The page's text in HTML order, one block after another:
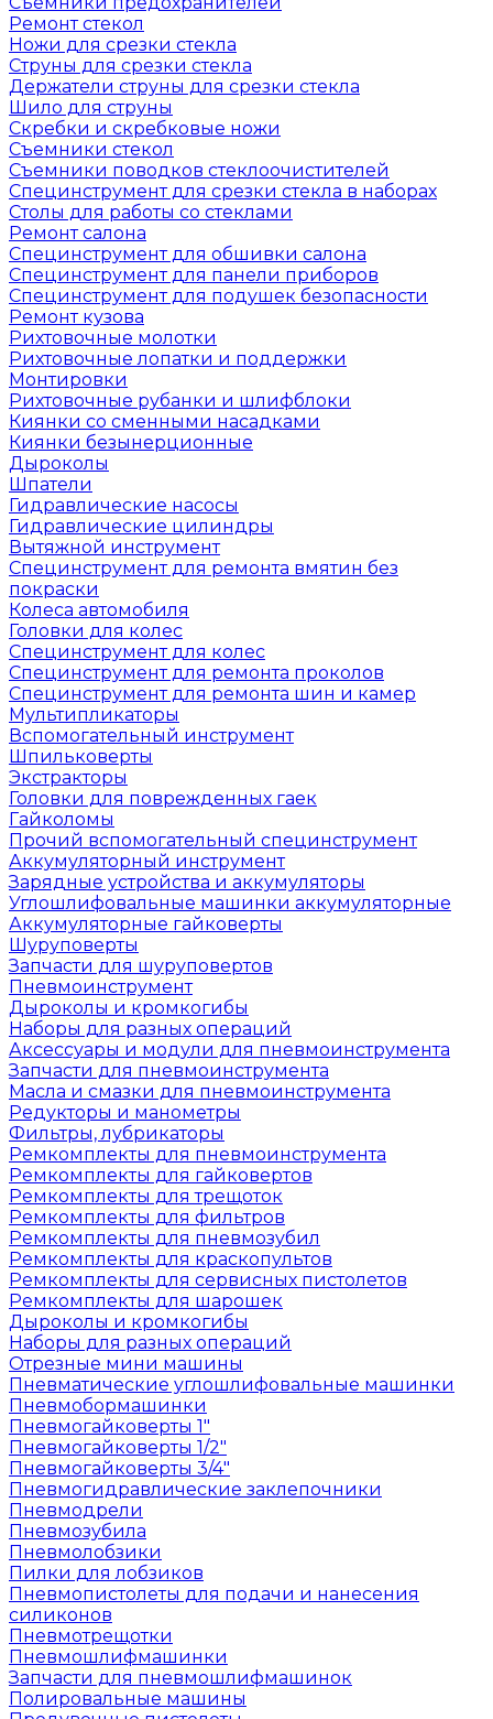
Ремонт стекол
Ножи для срезки стекла
Струны для срезки стекла
Держатели струны для срезки стекла
Шило для струны
Скребки и скребковые ножи
Съемники стекол
Съемники поводков стеклоочистителей
Специнструмент для срезки стекла в наборах
Столы для работы со стеклами
Ремонт салона
Специнструмент для обшивки салона
Специнструмент для панели приборов
Специнструмент для подушек безопасности
Ремонт кузова
Рихтовочные молотки
Рихтовочные лопатки и поддержки
Монтировки
Рихтовочные рубанки и шлифблоки
Киянки со сменными насадками
Киянки безынерционные
Дыроколы
Шпатели
Гидравлические насосы
Гидравлические цилиндры
Вытяжной инструмент
Специнструмент для ремонта вмятин без
покраски
Колеса автомобиля
Головки для колес
Специнструмент для колес
Специнструмент для ремонта проколов
Специнструмент для ремонта шин и камер
Мультипликаторы
Вспомогательный инструмент
Шпильковерты
Экстракторы
Головки для поврежденных гаек
Гайколомы
Прочий вспомогательный специнструмент
Аккумуляторный инструмент
Зарядные устройства и аккумуляторы
Углошлифовальные машинки аккумуляторные
Аккумуляторные гайковерты
Шуруповерты
Запчасти для шуруповертов
Пневмоинструмент
Дыроколы и кромкогибы
Наборы для разных операций
Аксессуары и модули для пневмоинструмента
Запчасти для пневмоинструмента
Масла и смазки для пневмоинструмента
Редукторы и манометры
Фильтры, лубрикаторы
Ремкомплекты для пневмоинструмента
Ремкомплекты для гайковертов
Ремкомплекты для трещоток
Ремкомплекты для фильтров
Ремкомплекты для пневмозубил
Ремкомплекты для краскопультов
Ремкомплекты для сервисных пистолетов
Ремкомплекты для шарошек
Дыроколы и кромкогибы
Наборы для разных операций
Отрезные мини машины
Пневматические углошлифовальные машинки
Пневмобормашинки
Пневмогайковерты 1"
Пневмогайковерты 1/2"
Пневмогайковерты 3/4"
Пневмогидравлические заклепочники
Пневмодрели
Пневмозубила
Пневмолобзики
Пилки для лобзиков
Пневмопистолеты для подачи и нанесения
силиконов
Пневмотрещотки
Пневмошлифмашинки
Запчасти для пневмошлифмашинок
Полировальные машины